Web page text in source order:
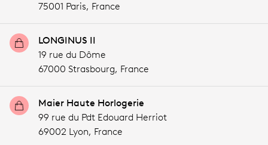
75001 Paris, France
LONGINUS II
19 rue du Dôme
67000 Strasbourg, France
Maier Haute Horlogerie
99 rue du Pdt Edouard Herriot
69002 Lyon, France